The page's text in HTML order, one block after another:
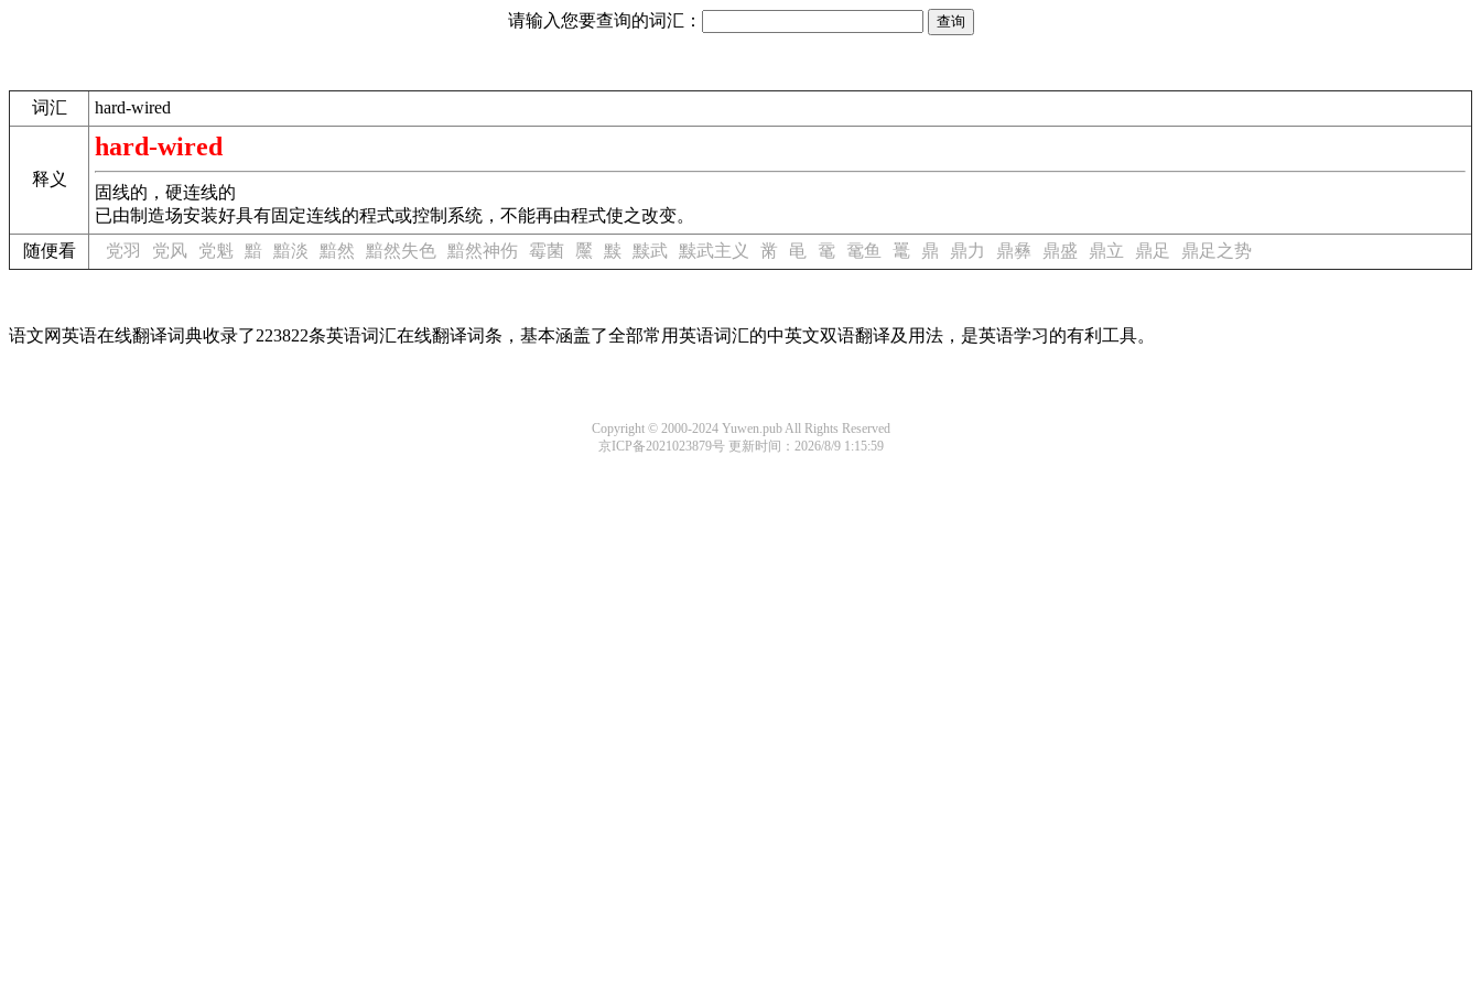
请输入您要查询的词汇：
词汇 hard-wired
释义
hard-wired
固线的，硬连线的
已由制造场安装好具有固定连线的程式或控制系统，不能再由程式使之改变。
随便看
党羽 党风 党魁 黯 黯淡 黯然 黯然失色 黯然神伤 霉菌 黶 黩 黩武 黩武主义 黹 黾 鼋 鼋鱼 鼍 鼎 鼎力 鼎彝 鼎盛 鼎立 鼎足 鼎足之势
语文网英语在线翻译词典收录了223822条英语词汇在线翻译词条，基本涵盖了全部常用英语词汇的中英文双语翻译及用法，是英语学习的有利工具。
Copyright © 2000-2024 Yuwen.pub All Rights Reserved
京ICP备2021023879号更新时间：2026/8/9 1:15:59